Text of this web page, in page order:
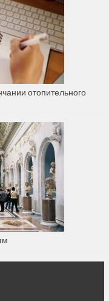
отопительного